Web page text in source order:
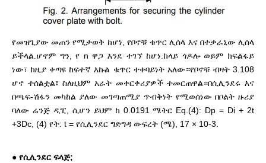
የመዝጊያው መጠን የሚታወቅ ከሆነ, የቦኖቹ ቁጥር ሊሰላ እና በተቃራኒው ሊሰላ
ይችላል.ሆኖም ግን, የ n ዋጋ እንደ ተገኘ ከሆነ.ከላይ ጎዶሎ ወይም ክፍልፋይ
ነው፣ ከዚያ ቀጣዩ ከፍተኛ እኩል ቁጥር ተቀባይነት አለው።የቦኖቹ ብዛት 3.108
ሆኖ ተሰልቷል፣ ስለዚህም አራት መቀርቀሪያዎች ተመርጠዋል።በሲሊንደሩ እና
በጫፍ-ሽፋን መካከል ያለው መገጣጠሚያ ጥብቅነት የሚወሰነው በቦልት ዙሪያ
ባለው ሬንጅ ዲፒ, ሲሆን ይህም ከ 0.0191 ሜትር Eq.(4): Dp = Di + 2t
+3Dc, (4) የት: t = የሲሊንደር ግድግዳ ውፍረት (ሜ), 17 × 10-3.
● የሲሊንደር ፍላጅ;